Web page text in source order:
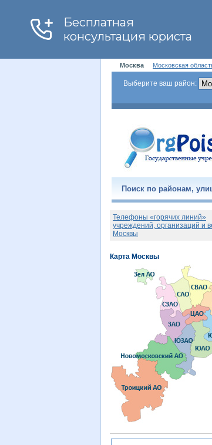
Москва Московская
Выберите ваш район:
Поиск по районам,
Телефоны «горячих линий»
учреждений, организаций и
Москвы